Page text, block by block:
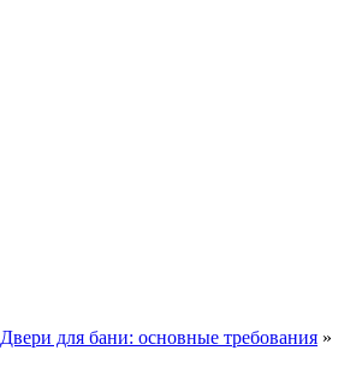
Двери для бани: основные требования »